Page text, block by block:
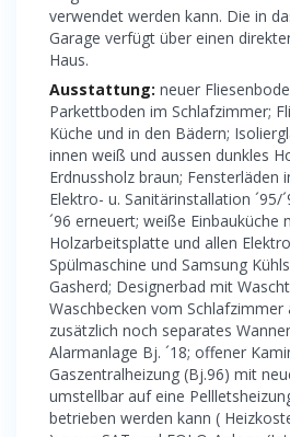
verwendet werden kann. Die in
Garage verfügt über einen
Haus.
Ausstattung: neuer
Parkettboden im Schlafzimmer;
Küche und in den Bädern;
innen weiß und aussen dunkles
Erdnussholz braun; Fensterläden
Elektro- u. Sanitärinstallation ´95/
´96 erneuert; weiße Einbauküche
Holzarbeitsplatte und allen
Spülmaschine und Samsung
Gasherd; Designerbad mit
Waschbecken vom Schlafzimmer
zusätzlich noch separates
Alarmanlage Bj. ´18; offener
Gaszentralheizung (Bj.96) mit
umstellbar auf eine
betrieben werden kann (